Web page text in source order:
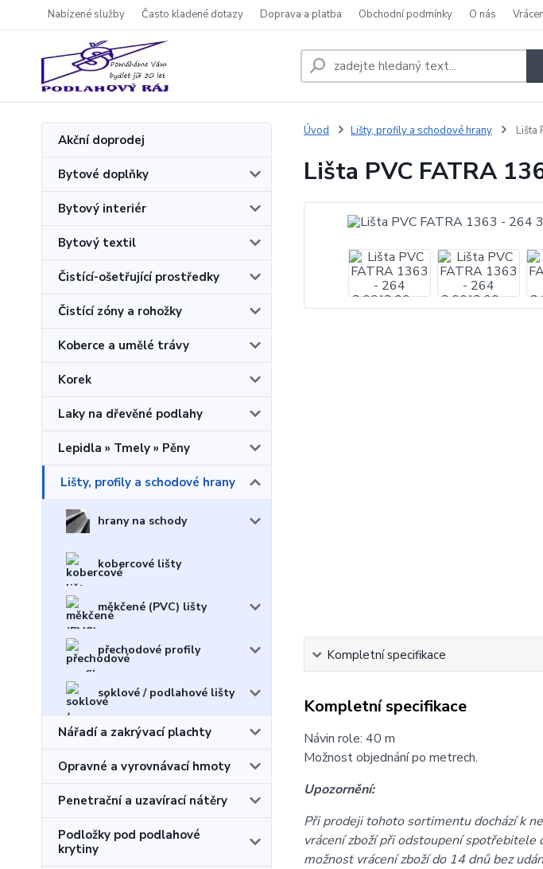
Nabízené služby Často kladené dotazy Doprava a platba Obchodní podmínky O nás
Akční doprodej
Bytové doplňky
Bytový interiér
Bytový textil
Čistící-ošetřující prostředky
Čistící zóny a rohožky
Koberce a umělé trávy
Korek
Laky na dřevěné podlahy
Lepidla » Tmely » Pěny
Lišty, profily a schodové hrany
hrany na schody
kobercové lišty
měkčené (PVC) lišty
přechodové profily
soklové / podlahové lišty
Nářadí a zakrývací plachty
Opravné a vyrovnávací hmoty
Penetrační a uzavírací nátěry
Podložky pod podlahové
krytiny
Úvod Lišty, profily a schodové hrany Lišta
Lišta PVC FATRA
Kompletní specifikace
Kompletní specifikace
Návin role: 40 m
Možnost objednání po metrech.
Upozornění:
Při prodeji tohoto sortimentu dochází k
vrácení zboží při odstoupení spotřebitele
možnost vrácení zboží do 14 dnů bez